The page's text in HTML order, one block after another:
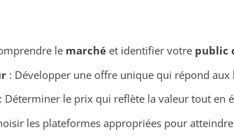
le marchéet identifier votre public
: Développer une offre unique qui répond aux
Déterminer le prix qui reflète la valeur tout en
les plateformes appropriées pour